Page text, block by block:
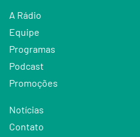
A Rádio
Equipe
Programas
Podcast
Promoções
Notícias
Contato